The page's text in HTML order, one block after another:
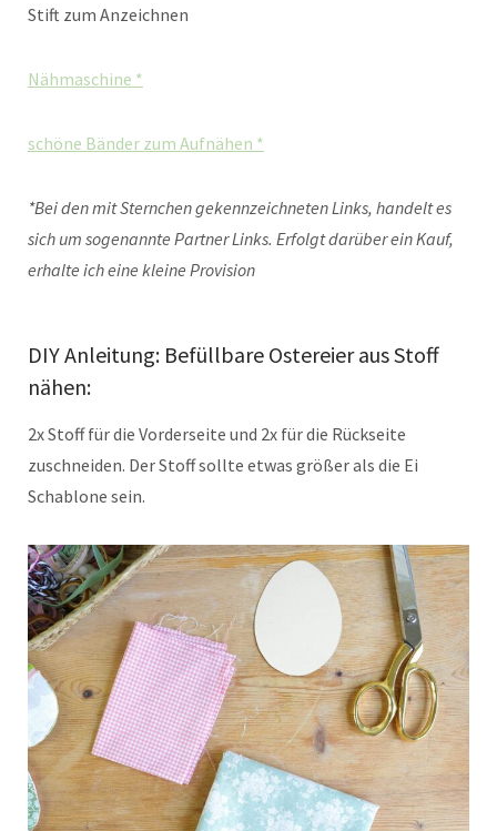
Stift zum Anzeichnen
Nähmaschine *
schöne Bänder zum Aufnähen *
*Bei den mit Sternchen gekennzeichneten Links, handelt es
sich um sogenannte Partner Links. Erfolgt darüber ein Kauf,
erhalte ich eine kleine Provision
DIY Anleitung: Befüllbare Ostereier aus Stoff
nähen:
2x Stoff für die Vorderseite und 2x für die Rückseite
zuschneiden. Der Stoff sollte etwas größer als die Ei
Schablone sein.